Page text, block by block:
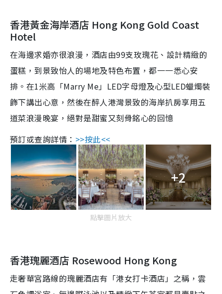
香港黃金海岸酒店 Hong Kong Gold Coast
Hotel
在海邊求婚亦很浪漫，酒店由99支玫瑰花、設計精緻的
蛋糕，到景致怡人的場地及特色布置，都一一悉心安
排。在1米高「Marry Me」LED字母燈及心型LED蠟燭裝
飾下講出心意，然後在醉人港灣景致的海岸扒房享用五
道菜浪漫晚宴，絕對是甜蜜又刻骨銘心的回憶
預訂或查詢詳情： >>按此<<
+2
點擊圖片放大
香港瑰麗酒店 Rosewood Hong Kong
走奢華宮路線的瑰麗酒店有「港女打卡酒店」之稱，雲